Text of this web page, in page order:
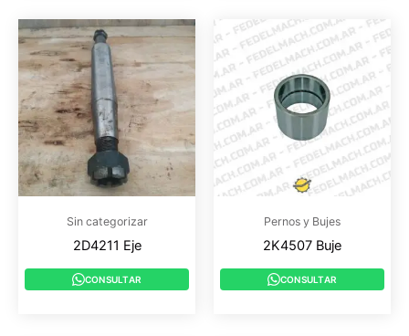
Sin categorizar
2D4211 Eje
CONSULTAR
Pernos y Bujes
2K4507 Buje
CONSULTAR